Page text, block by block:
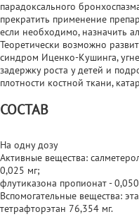
парадоксального
прекратить применение
если необходимо, назначить
Теоретически возможно
синдром Иценко-Кушинга,
задержку роста у детей и
плотности костной ткани,
СОСТАВ
На одну дозу
Активные вещества:
0,025 мг;
флутиказона пропионат -
Вспомогательные вещества:
тетрафторэтан 76,354 мг.